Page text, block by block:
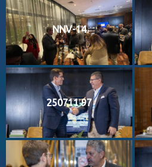
NNV-14
250711 97